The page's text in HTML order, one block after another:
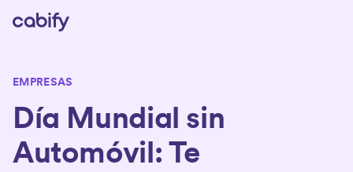
EMPRESAS
Día Mundial sin
Automóvil: Te